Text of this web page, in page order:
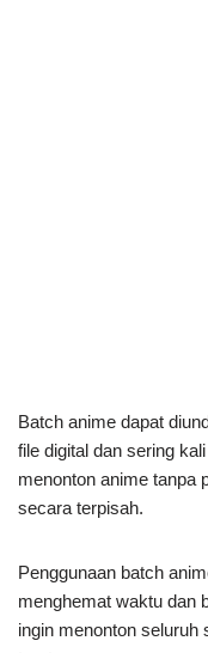
Batch anime dapat
file digital dan sering
menonton anime tanpa
secara terpisah.
Penggunaan batch
menghemat waktu dan
ingin menonton seluruh